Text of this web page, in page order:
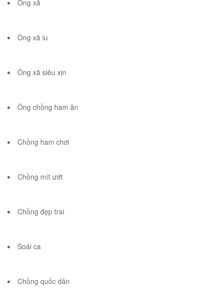
Ông xã
Ông xã iu
Ông xã siêu xịn
Ông chồng ham ăn
Chồng ham chơi
Chồng mít ướt
Chồng đẹp trai
Soái ca
Chồng quốc dân